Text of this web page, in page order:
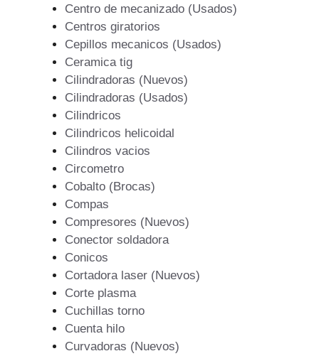
Centro de mecanizado (Usados)
Centros giratorios
Cepillos mecanicos (Usados)
Ceramica tig
Cilindradoras (Nuevos)
Cilindradoras (Usados)
Cilindricos
Cilindricos helicoidal
Cilindros vacios
Circometro
Cobalto (Brocas)
Compas
Compresores (Nuevos)
Conector soldadora
Conicos
Cortadora laser (Nuevos)
Corte plasma
Cuchillas torno
Cuenta hilo
Curvadoras (Nuevos)